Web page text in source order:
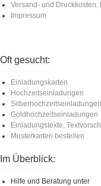
Versand- und
Impressum
Oft gesucht:
Einladungskarten
Hochzeitseinladungen
Silberhochzeitseinladungen
Goldhochzeitseinladungen
Einladungstexte,
Musterkarten bestellen
Im Überblick:
Hilfe und Beratung unter